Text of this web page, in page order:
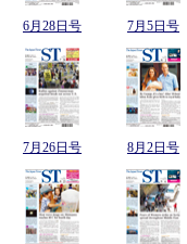
6月28日号 7月5日号
7月26日号 8月2日号